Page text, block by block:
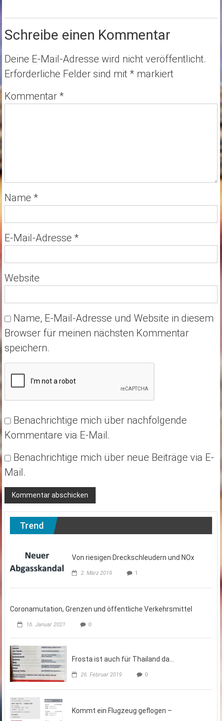
Schreibe einen Kommentar
Deine E-Mail-Adresse wird nicht veröffentlicht.
Erforderliche Felder sind mit *markiert
Kommentar *
Name *
E-Mail-Adresse *
Website
Name, E-Mail-Adresse und Website in diesem
Browser für meinen nächsten Kommentar
speichern.
Benachrichtige mich über nachfolgende
Kommentare via E-Mail.
Benachrichtige mich über neue Beiträge via E-
Mail.
Trend
Von riesigen Dreckschleudern und NOx
2. März 2019 1
Coronamutation, Grenzen und öffentliche Verkehrsmittel
16. Januar 2021 0
Frosta ist auch für Thailand da…
26. Februar 2019 0
Kommt ein Flugzeug geflogen –